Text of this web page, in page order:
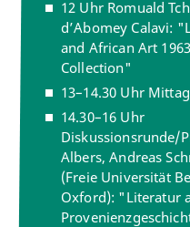
12 Uhr Romuald
d’Abomey Calavi:
and African Art
Collection"
13–14.30 Uhr
14.30–16 Uhr
Diskussionsrunde/
Albers, Andreas
(Freie Universität
Oxford): "Literatur